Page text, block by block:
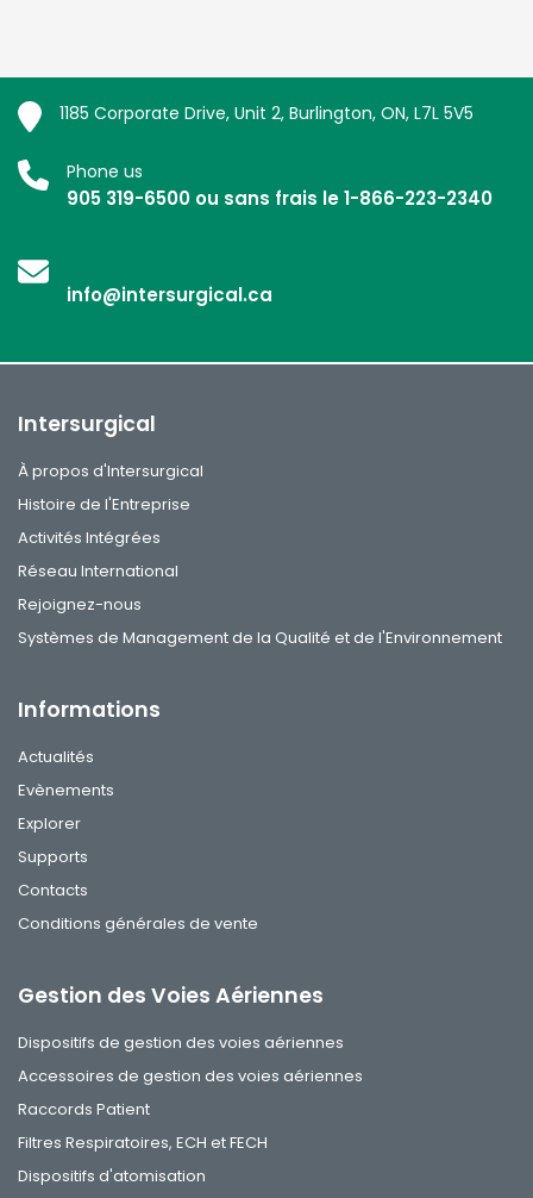
1185 Corporate Drive, Unit 2, Burlington, ON, L7L 5V5
Phone us
905 319-6500 ou sans frais le 1-866-223-2340
info@intersurgical.ca
Intersurgical
À propos d'Intersurgical
Histoire de l'Entreprise
Activités Intégrées
Réseau International
Rejoignez-nous
Systèmes de Management de la Qualité et de l'Environnement
Informations
Actualités
Evènements
Explorer
Supports
Contacts
Conditions générales de vente
Gestion des Voies Aériennes
Dispositifs de gestion des voies aériennes
Accessoires de gestion des voies aériennes
Raccords Patient
Filtres Respiratoires, ECH et FECH
Dispositifs d'atomisation